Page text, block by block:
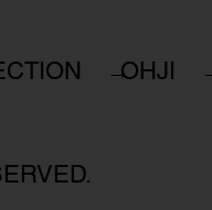
→OHJI